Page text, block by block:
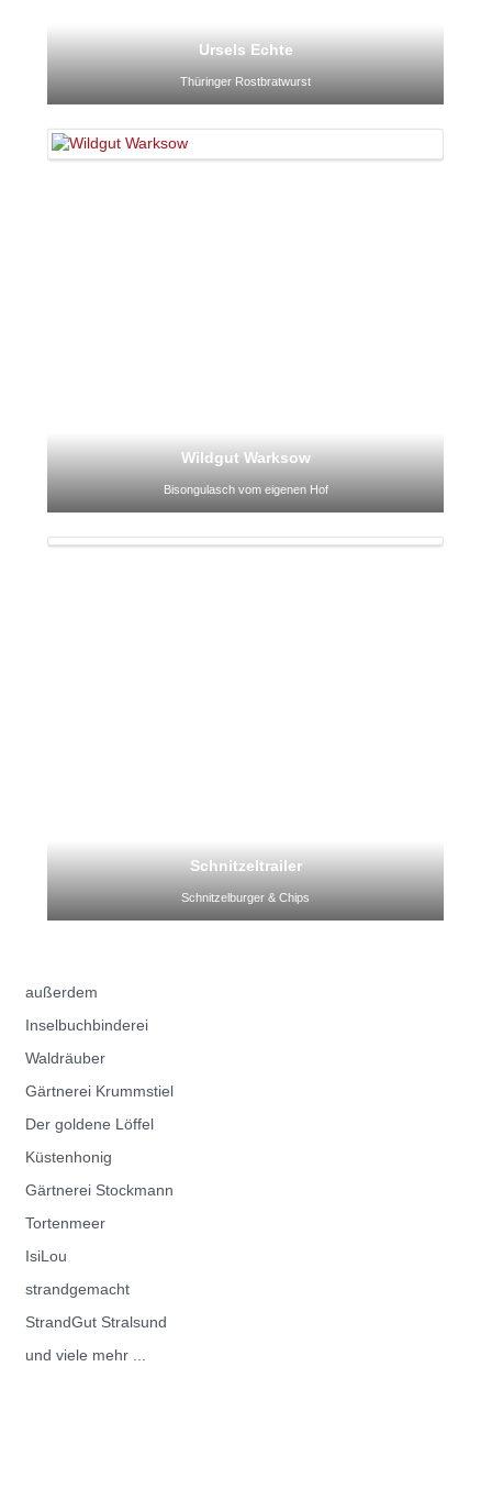
Ursels Echte
Thüringer Rostbratwurst
Wildgut Warksow
Bisongulasch vom eigenen Hof
Schnitzeltrailer
Schnitzelburger & Chips
außerdem
Inselbuchbinderei
Waldräuber
Gärtnerei Krummstiel
Der goldene Löffel
Küstenhonig
Gärtnerei Stockmann
Tortenmeer
IsiLou
strandgemacht
StrandGut Stralsund
und viele mehr ...